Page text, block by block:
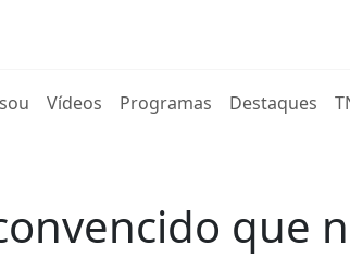
Vídeos Programas Destaques
que